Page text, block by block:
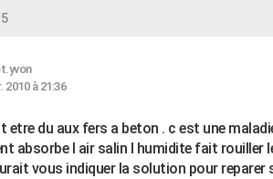
2010 à 21:36
etre du aux fers a beton . c est une
absorbe l air salin l humidite fait rouiller
vous indiquer la solution pour reparer